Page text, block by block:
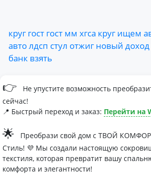
круг гост гост мм хгса круг ищем
автолдсп стул отжиг новый доход
банк взять
👉
Не упустите возможность
сейчас!
📍 Быстрый переход и заказ: Перейти на
🌟
Преобрази свой дом с ТВОЙ
Стиль! 💜 Мы создали настоящую
текстиля, которая превратит вашу
комфорта и элегантности!